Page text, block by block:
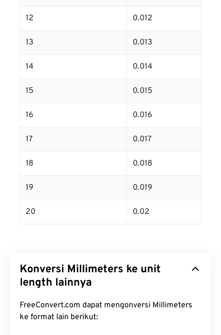
12 0.012
13 0.013
14 0.014
15 0.015
16 0.016
17 0.017
18 0.018
19 0.019
20 0.02
Konversi Millimeters ke unit
length lainnya
FreeConvert.com dapat mengonversi Millimeters
ke format lain berikut: